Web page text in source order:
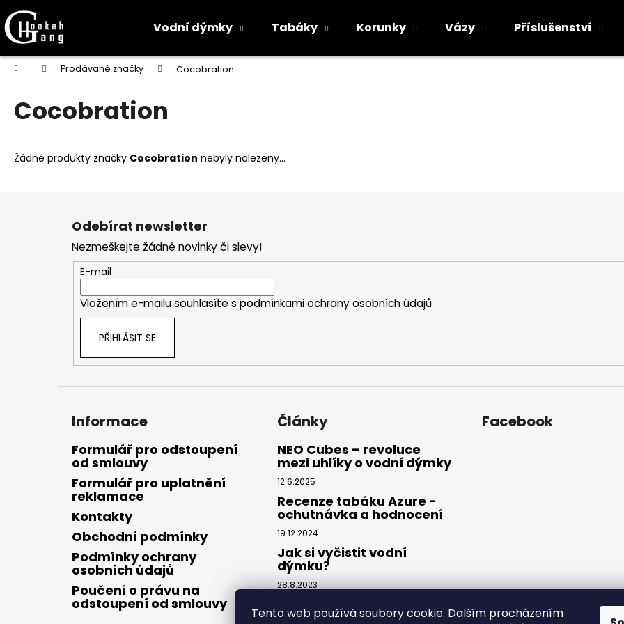
Tento web používá soubory cookie. Dalším procházením
Přejít
Vodní dýmky Tabáky Korunky Vázy Příslušenství
Domů Prodávané značky Cocobration
Cocobration
Žádné produkty značky Cocobration nebyly nalezeny...
o
š
í
Zpět
do
obchodu
Zpět
do
obchodu
Doporučujeme
Z
Odebírat newsletter
Nezmeškejte žádné novinky či slevy!
E-mail
Vložením e-mailu souhlasíte s podmínkami ochrany osobních údajů
PŘIHLÁSIT SE
Informace
Formulář pro odstoupení
od smlouvy
Formulář pro uplatnění
reklamace
Kontakty
Obchodní podmínky
Podmínky ochrany
osobních údajů
Poučení o právu na
odstoupení od smlouvy
Články
NEO Cubes – revoluce
mezi uhlíky o vodní dýmky
12.6.2025
Recenze tabáku Azure -
ochutnávka a hodnocení
19.12.2024
Jak si vyčistit vodní
dýmku?
28.8.2023
Facebook